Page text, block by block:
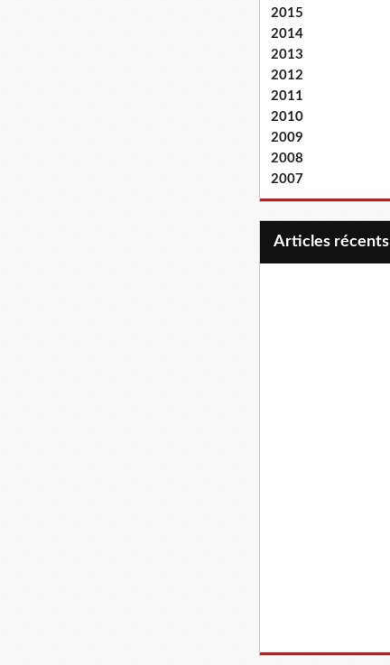
2015
2014
2013
2012
2011
2010
2009
2008
2007
articles récents